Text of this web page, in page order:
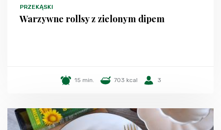
PRZEKĄSKI
Warzywne rollsy z zielonym dipem
15 min. 703 kcal 3